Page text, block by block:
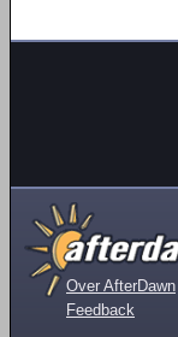
Over AfterDawn
Feedback